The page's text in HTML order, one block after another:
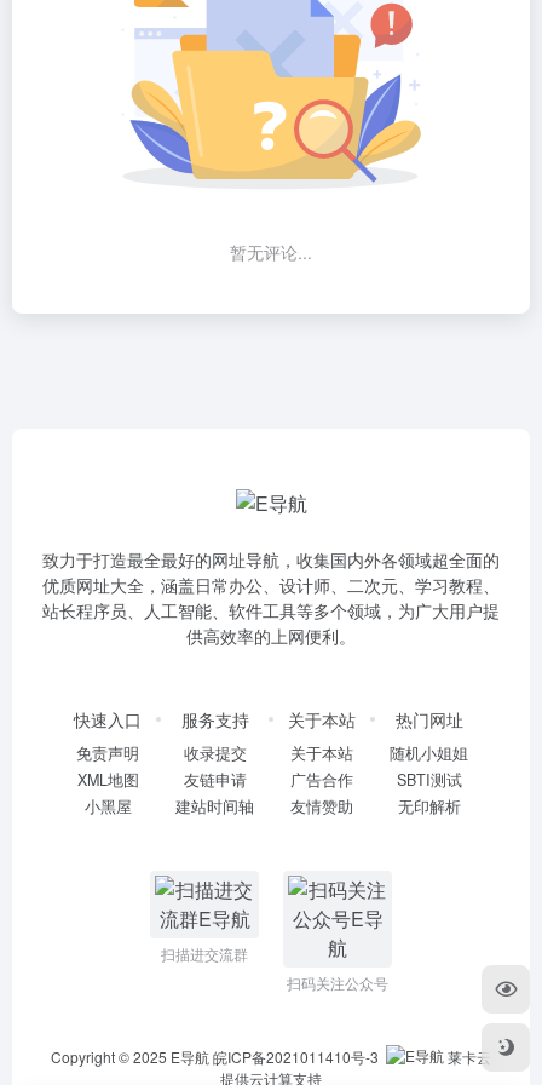
暂无评论...
致力于打造最全最好的网址导航，收集国内外各领域超全面的
优质网址大全，涵盖日常办公、设计师、二次元、学习教程、
站长程序员、人工智能、软件工具等多个领域，为广大用户提
供高效率的上网便利。
快速入口
免责声明
XML地图
小黑屋
服务支持
收录提交
友链申请
建站时间轴
关于本站
关于本站
广告合作
友情赞助
热门网址
随机小姐姐
SBTI测试
无印解析
扫描进交流群
扫码关注公众号
Copyright © 2025 E导航皖ICP备2021011410号-3
莱卡云
提供云计算支持